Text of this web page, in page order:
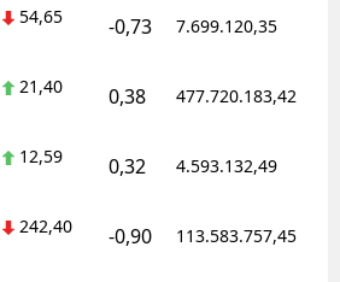
Hakkari
Mersin
54,65 -0,73 7.699.120,35
21,40 0,38 477.720.183,42
12,59 0,32 4.593.132,49
242,40 -0,90 113.583.757,45